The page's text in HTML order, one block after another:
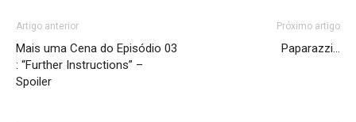
Artigo anterior
Mais uma Cena do Episódio 03
: “Further Instructions” –
Spoiler
Próximo artigo
Paparazzi…